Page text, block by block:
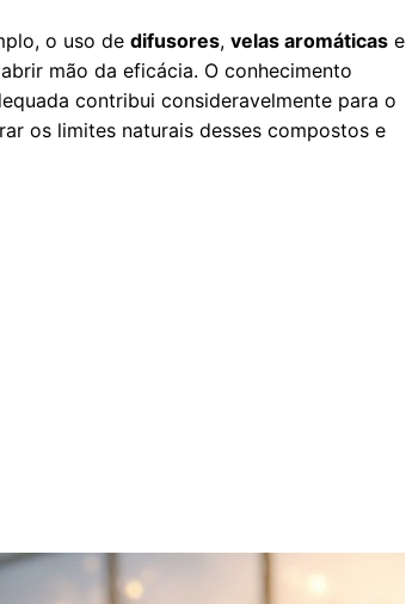
o uso de difusores, velas aromáticas e
mão da eficácia. O conhecimento
contribui consideravelmente para o
os limites naturais desses compostos e